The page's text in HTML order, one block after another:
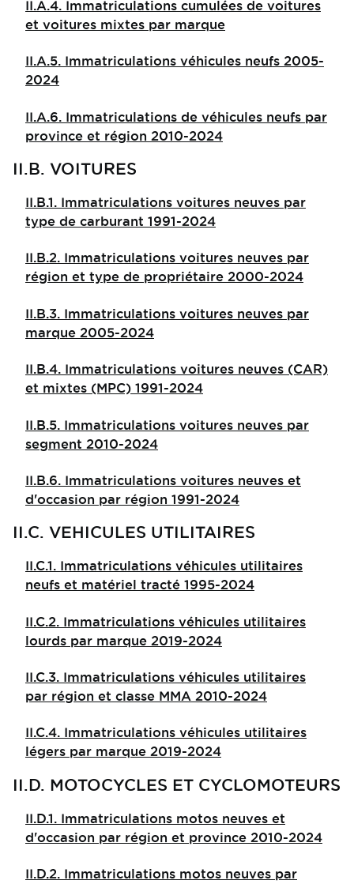
II.A.4. Immatriculations cumulées de voitures
et voitures mixtes par marque
II.A.5. Immatriculations véhicules neufs 2005-
2024
II.A.6. Immatriculations de véhicules neufs par
province et région 2010-2024
II.B. VOITURES
II.B.1. Immatriculations voitures neuves par
type de carburant 1991-2024
II.B.2. Immatriculations voitures neuves par
région et type de propriétaire 2000-2024
II.B.3. Immatriculations voitures neuves par
marque 2005-2024
II.B.4. Immatriculations voitures neuves (CAR)
et mixtes (MPC) 1991-2024
II.B.5. Immatriculations voitures neuves par
segment 2010-2024
II.B.6. Immatriculations voitures neuves et
d'occasion par région 1991-2024
II.C. VEHICULES UTILITAIRES
II.C.1. Immatriculations véhicules utilitaires
neufs et matériel tracté 1995-2024
II.C.2. Immatriculations véhicules utilitaires
lourds par marque 2019-2024
II.C.3. Immatriculations véhicules utilitaires
par région et classe MMA 2010-2024
II.C.4. Immatriculations véhicules utilitaires
légers par marque 2019-2024
II.D. MOTOCYCLES ET CYCLOMOTEURS
II.D.1. Immatriculations motos neuves et
d'occasion par région et province 2010-2024
II.D.2. Immatriculations motos neuves par